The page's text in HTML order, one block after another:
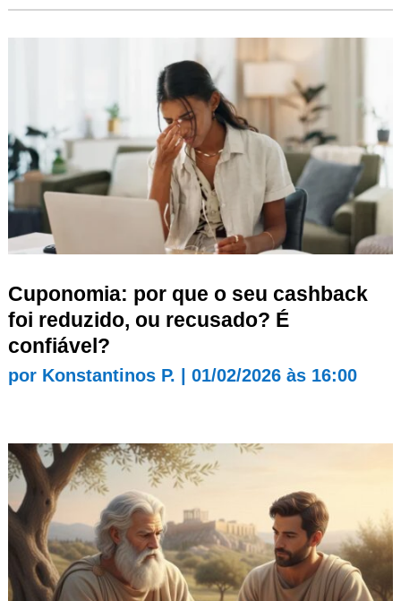
Cuponomia: por que o seu cashback
foi reduzido, ou recusado? É
confiável?
por Konstantinos P. 01/02/2026 às 16:00